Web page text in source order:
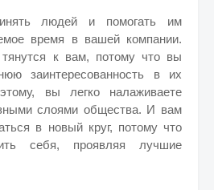
людей и помогать им
время в вашей компании.
к вам, потому что вы
заинтересованность в их
вы легко налаживаете
слоями общества. И вам
в новый круг, потому что
себя, проявляя лучшие